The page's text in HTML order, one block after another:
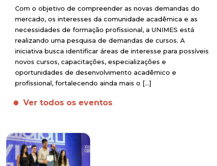
Com o objetivo de compreender as novas demandas do
mercado, os interesses da comunidade acadêmica e as
necessidades de formação profissional, a UNIMES está
realizando uma pesquisa de demandas de cursos. A
iniciativa busca identificar áreas de interesse para possíveis
novos cursos, capacitações, especializações e
oportunidades de desenvolvimento acadêmico e
profissional, fortalecendo ainda mais o […]
Ver todos os eventos